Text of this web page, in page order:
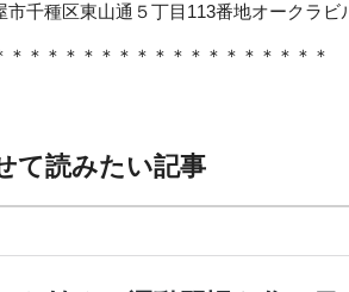
市千種区東山通５丁目113番地オークラビ
＊＊＊＊＊＊＊＊＊＊＊＊＊＊＊＊＊＊
て読みたい記事